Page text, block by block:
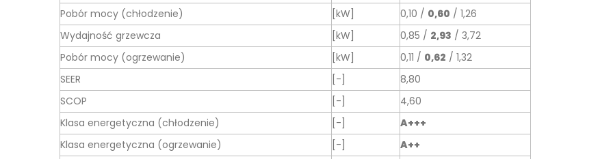
Pobór mocy (chłodzenie)
[kW] 0,10 / 0,60 / 1,26
Wydajność grzewcza
[kW] 0,85 / 2,93 / 3,72
Pobór mocy (ogrzewanie)
[kW] 0,11 / 0,62 / 1,32
SEER
[-]
8,80
SCOP
[-]
4,60
Klasa energetyczna (chłodzenie)
[-]
A+++
Klasa energetyczna (ogrzewanie)
[-]
A++